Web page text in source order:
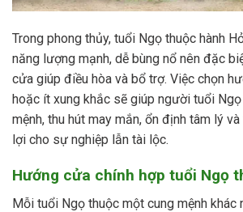
Trong phong thủy, tuổi Ngọ thuộc hành
năng lượng mạnh, dễ bùng nổ nên đặc
cửa giúp điều hòa và bổ trợ. Việc chọn
hoặc ít xung khắc sẽ giúp người tuổi
mệnh, thu hút may mắn, ổn định tâm lý
lợi cho sự nghiệp lẫn tài lộc.
Hướng cửa chính hợp tuổi Ngọ
Mỗi tuổi Ngọ thuộc một cung mệnh khác